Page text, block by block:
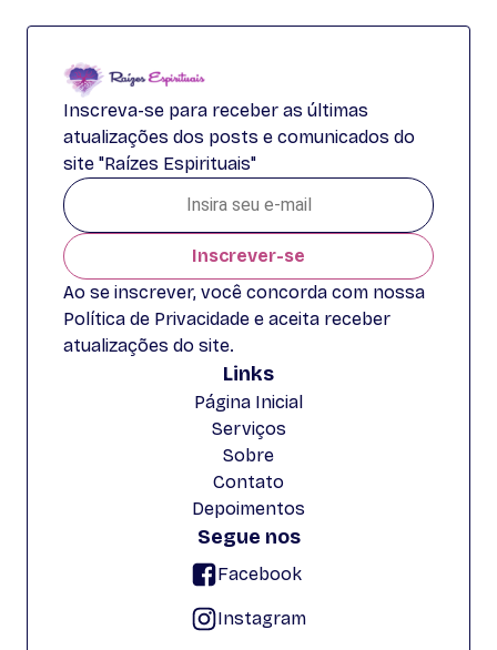
Inscreva-se para receber as últimas
atualizações dos posts e comunicados do
site "Raízes Espirituais"
Inscrever-se
Ao se inscrever, você concorda com nossa
Política de Privacidade e aceita receber
atualizações do site.
Links
Página Inicial
Serviços
Sobre
Contato
Depoimentos
Segue nos
Facebook
Instagram